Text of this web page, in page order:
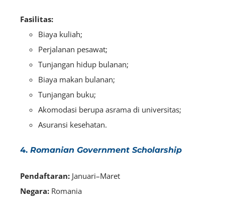
Fasilitas:
Biaya kuliah;
Perjalanan pesawat;
Tunjangan hidup bulanan;
Biaya makan bulanan;
Tunjangan buku;
Akomodasi berupa asrama di universitas;
Asuransi kesehatan.
4. Romanian Government Scholarship
Pendaftaran: Januari–Maret
Negara: Romania